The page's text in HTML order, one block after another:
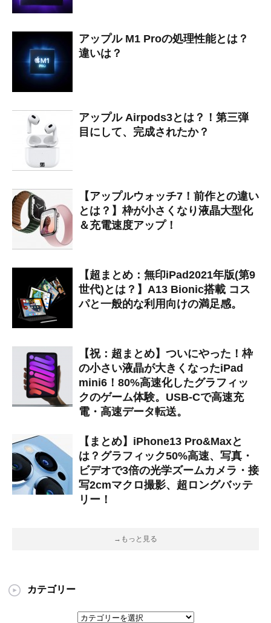
アップル M1 Proの処理性能とは？
違いは？
アップル Airpods3とは？！第三弾
目にして、完成されたか？
【アップルウォッチ7！前作との違い
とは？】枠が小さくなり液晶大型化
＆充電速度アップ！
【超まとめ：無印iPad2021年版(第9
世代)とは？】A13 Bionic搭載 コス
パと一般的な利用向けの満足感。
【祝：超まとめ】ついにやった！枠
の小さい液晶が大きくなったiPad
mini6！80%高速化したグラフィッ
クのゲーム体験。USB-Cで高速充
電・高速データ転送。
【まとめ】iPhone13 Pro&Maxと
は？グラフィック50%高速、写真・
ビデオで3倍の光学ズームカメラ・接
写2cmマクロ撮影、超ロングバッテ
リー！
→もっと見る
カテゴリー